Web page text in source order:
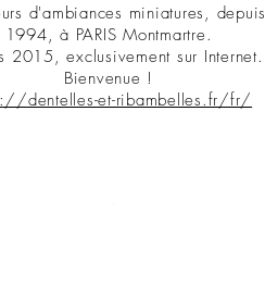
d'ambiances miniatures, depuis
1994, à PARIS Montmartre.
2015, exclusivement sur Internet.
Bienvenue !
dentelles-et-ribambelles.fr/fr/